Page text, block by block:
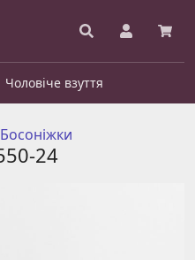
Чоловіче взуття
Босоніжки
24